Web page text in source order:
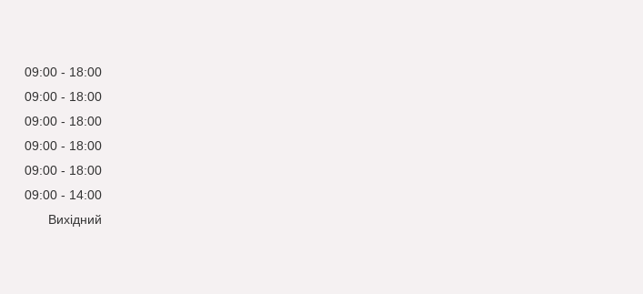
09:00
18:00
09:00
18:00
09:00
18:00
09:00
18:00
09:00
18:00
09:00
14:00
Вихідний